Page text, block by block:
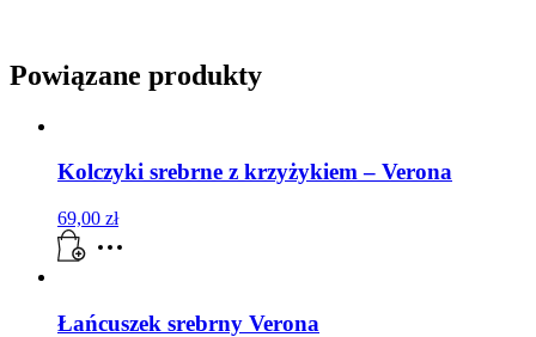
Powiązane produkty
Kolczyki srebrne z krzyżykiem – Verona
69,00 zł
Łańcuszek srebrny Verona